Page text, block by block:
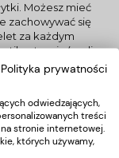
Możesz mieć
zachowywać się
za każdym
tiksotropią (czyli
na paznokieć
doskonale
rozłożenie
kryje i koryguje
być stosowany
baza i top.
przypadnie
Polityka prywatności
odwiedzających,
treści
stronie internetowej.
których używamy,